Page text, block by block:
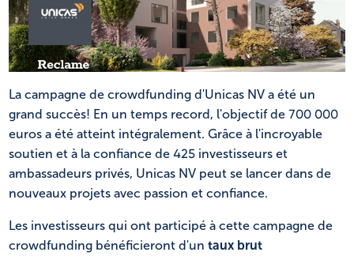
La campagne de crowdfunding d'Unicas NV a été un
grand succès! En un temps record, l'objectif de 700 000
euros a été atteint intégralement. Grâce à l'incroyable
soutien et à la confiance de 425 investisseurs et
ambassadeurs privés, Unicas NV peut se lancer dans de
nouveaux projets avec passion et confiance.
Les investisseurs qui ont participé à cette campagne de
crowdfunding bénéficieront d'un taux brut